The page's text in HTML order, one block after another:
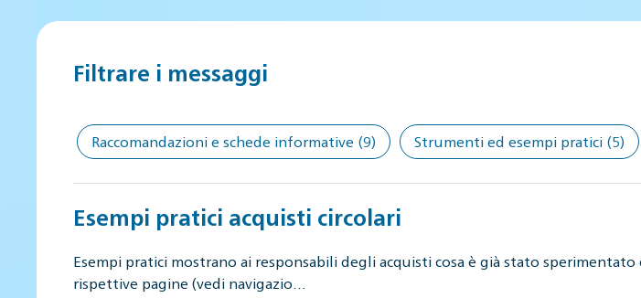
Filtrare i messaggi
Raccomandazioni e schede informative (9) Strumenti ed esempi pratici (5)
Esempi pratici acquisti circolari
Esempi pratici mostrano ai responsabili degli acquisti cosa è già stato
rispettive pagine (vedi navigazio…